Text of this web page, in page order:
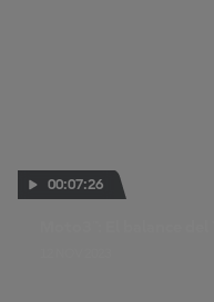
00:07:26